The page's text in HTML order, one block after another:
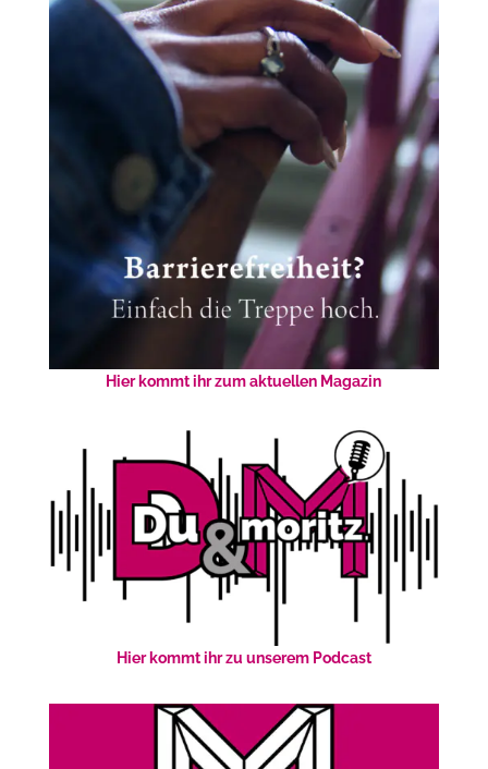
Hier kommt ihr zum aktuellen Magazin
Hier kommt ihr zu unserem Podcast